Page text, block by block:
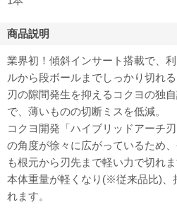
商品説明
業界初！傾斜インサート搭載で、
ルから段ボールまでしっかり切れる
刃の隙間発生を抑えるコクヨの独
で、薄いものの切断ミスを低減。
コクヨ開発「ハイブリッドアーチ
の角度が徐々に広がっているため
も根元から刃先まで軽い力で切れま
本体重量が軽くなり(※従来品比)、
れます。